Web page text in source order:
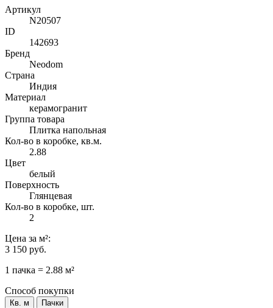
Артикул
N20507
ID
142693
Бренд
Neodom
Страна
Индия
Материал
керамогранит
Группа товара
Плитка напольная
Кол-во в коробке, кв.м.
2.88
Цвет
белый
Поверхность
Глянцевая
Кол-во в коробке, шт.
2
Цена за м²:
3 150 руб.
1 пачка = 2.88 м²
Способ покупки
Кв. м Пачки